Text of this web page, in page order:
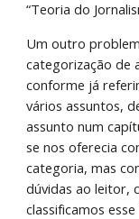
“Teoria do
Um outro
categorização de
conforme já
vários assuntos,
assunto num
se nos oferecia
categoria, mas
dúvidas ao leitor,
classificamos